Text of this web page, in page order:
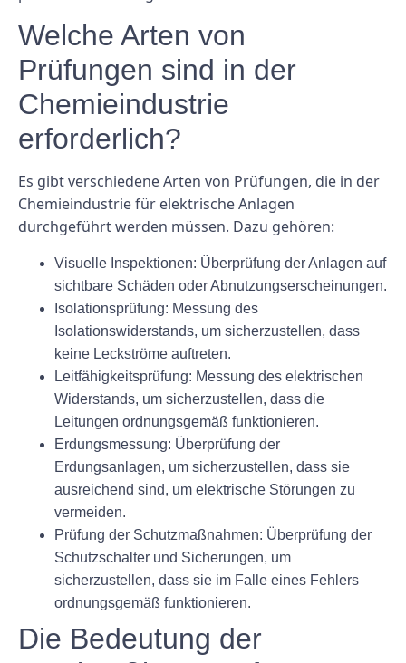
Welche Arten von
Prüfungen sind in der
Chemieindustrie
erforderlich?
Es gibt verschiedene Arten von Prüfungen, die in der
Chemieindustrie für elektrische Anlagen
durchgeführt werden müssen. Dazu gehören:
Visuelle Inspektionen: Überprüfung der Anlagen auf
sichtbare Schäden oder Abnutzungserscheinungen.
Isolationsprüfung: Messung des
Isolationswiderstands, um sicherzustellen, dass
keine Leckströme auftreten.
Leitfähigkeitsprüfung: Messung des elektrischen
Widerstands, um sicherzustellen, dass die
Leitungen ordnungsgemäß funktionieren.
Erdungsmessung: Überprüfung der
Erdungsanlagen, um sicherzustellen, dass sie
ausreichend sind, um elektrische Störungen zu
vermeiden.
Prüfung der Schutzmaßnahmen: Überprüfung der
Schutzschalter und Sicherungen, um
sicherzustellen, dass sie im Falle eines Fehlers
ordnungsgemäß funktionieren.
Die Bedeutung der